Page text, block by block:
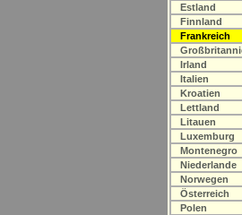
Estland
Finnland
Frankreich
Irland
Italien
Kroatien
Lettland
Litauen
Luxemburg
Montenegro
Niederlande
Norwegen
Österreich
Polen